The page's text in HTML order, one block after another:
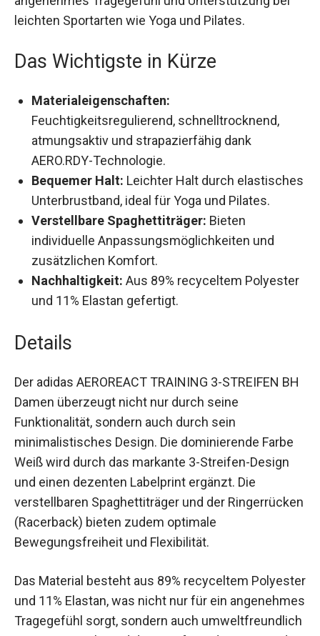
angenehmes Tragegefühl und Unterstützung bei
leichten Sportarten wie Yoga und Pilates.
Das Wichtigste in Kürze
Materialeigenschaften:
Feuchtigkeitsregulierend, schnelltrocknend,
atmungsaktiv und strapazierfähig dank
AERO.RDY-Technologie.
Bequemer Halt: Leichter Halt durch
elastisches Unterbrustband, ideal für Yoga und
Pilates.
Verstellbare Spaghettiträger:Bieten
individuelle Anpassungsmöglichkeiten und
zusätzlichen Komfort.
Nachhaltigkeit: Aus 89% recyceltem
Der adidas AEROREACT TRAINING 3-STREIFEN
BH Damen überzeugt nicht nur durch seine
Funktionalität, sondern auch durch sein
minimalistisches Design. Die dominierende Farbe
Weiß wird durch das markante 3-Streifen-Design
und einen dezenten Labelprint ergänzt. Die
verstellbaren Spaghettiträger und der
Ringerrücken (Racerback) bieten zudem optimale
Das Material besteht aus 89% recyceltem
Polyester und 11% Elastan, was nicht nur für ein